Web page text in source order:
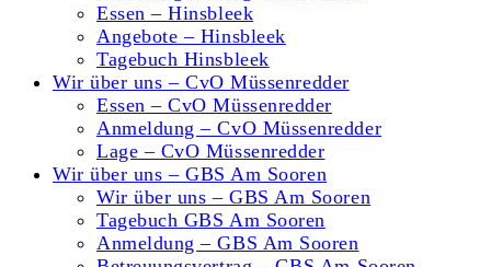
Essen – Hinsbleek
Angebote – Hinsbleek
Tagebuch Hinsbleek
Wir über uns – CvO Müssenredder
Essen – CvO Müssenredder
Anmeldung – CvO Müssenredder
Lage – CvO Müssenredder
Wir über uns – GBS Am Sooren
Wir über uns – GBS Am Sooren
Tagebuch GBS Am Sooren
Anmeldung – GBS Am Sooren